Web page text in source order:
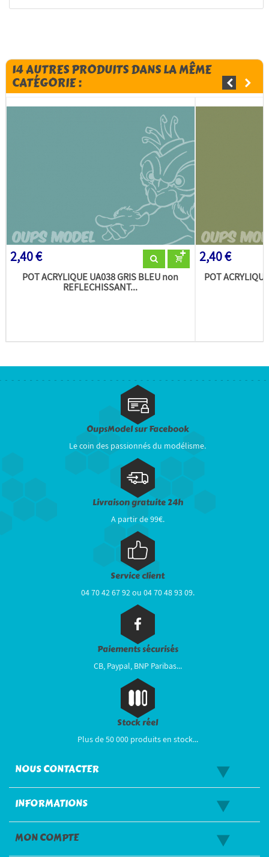
14 AUTRES PRODUITS DANS LA MÊME
CATÉGORIE :
2,40 €
POT ACRYLIQUE UA038 GRIS BLEU non
REFLECHISSANT...
2,40 €
POT
OupsModel sur Facebook
Le coin des passionnés du modélisme.
Livraison gratuite 24h
A partir de 99€.
Service client
04 70 42 67 92 ou 04 70 48 93 09.
Paiements sécurisés
CB, Paypal, BNP Paribas...
Stock réel
Plus de 50 000 produits en stock...
NOUS CONTACTER
INFORMATIONS
MON COMPTE